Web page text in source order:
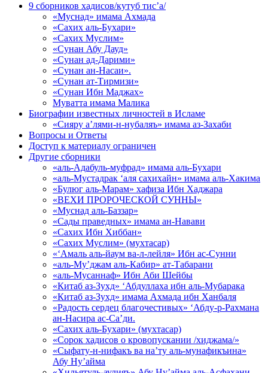
9 сборников хадисов/кутуб тис’а/
«Муснад» имама Ахмада
«Сахих аль-Бухари»
«Сахих Муслим»
«Сунан Абу Дауд»
«Сунан ад-Дарими»
«Сунан ан-Насаи».
«Сунан ат-Тирмизи»
«Сунан Ибн Маджах»
Муватта имама Малика
Биографии известных личностей в Исламе
«Сияру а’лями-н-нубаляъ» имама аз-Захаби
Вопросы и Ответы
Доступ к материалу ограничен
Другие сборники
«аль-Адабуль-муфрад» имама аль-Бухари
«аль-Мустадрак ‘аля сахихайн» имама аль-Хакима
«Булюг аль-Марам» хафиза Ибн Хаджара
«ВЕХИ ПРОРОЧЕСКОЙ СУННЫ»
«Муснад аль-Баззар»
«Сады праведных» имама ан-Навави
«Сахих Ибн Хиббан»
«Сахих Муслим» (мухтасар)
«‘Амаль аль-йаум ва-л-лейля» Ибн ас-Сунни
«аль-Му’джам аль-Кабир» ат-Табарани
«аль-Мусаннаф» Ибн Аби Шейбы
«Китаб аз-Зухд» ‘Абдуллаха ибн аль-Мубарака
«Китаб аз-Зухд» имама Ахмада ибн Ханбаля
«Радость сердец благочестивых» ‘Абду-р-Рахмана
ан-Насира ас-Са’ди.
«Сахих аль-Бухари» (мухтасар)
«Сорок хадисов о кровопускании /хиджама/»
«Сыфату-н-нифакъ ва на’ту аль-мунафикъина»
Абу Ну’айма